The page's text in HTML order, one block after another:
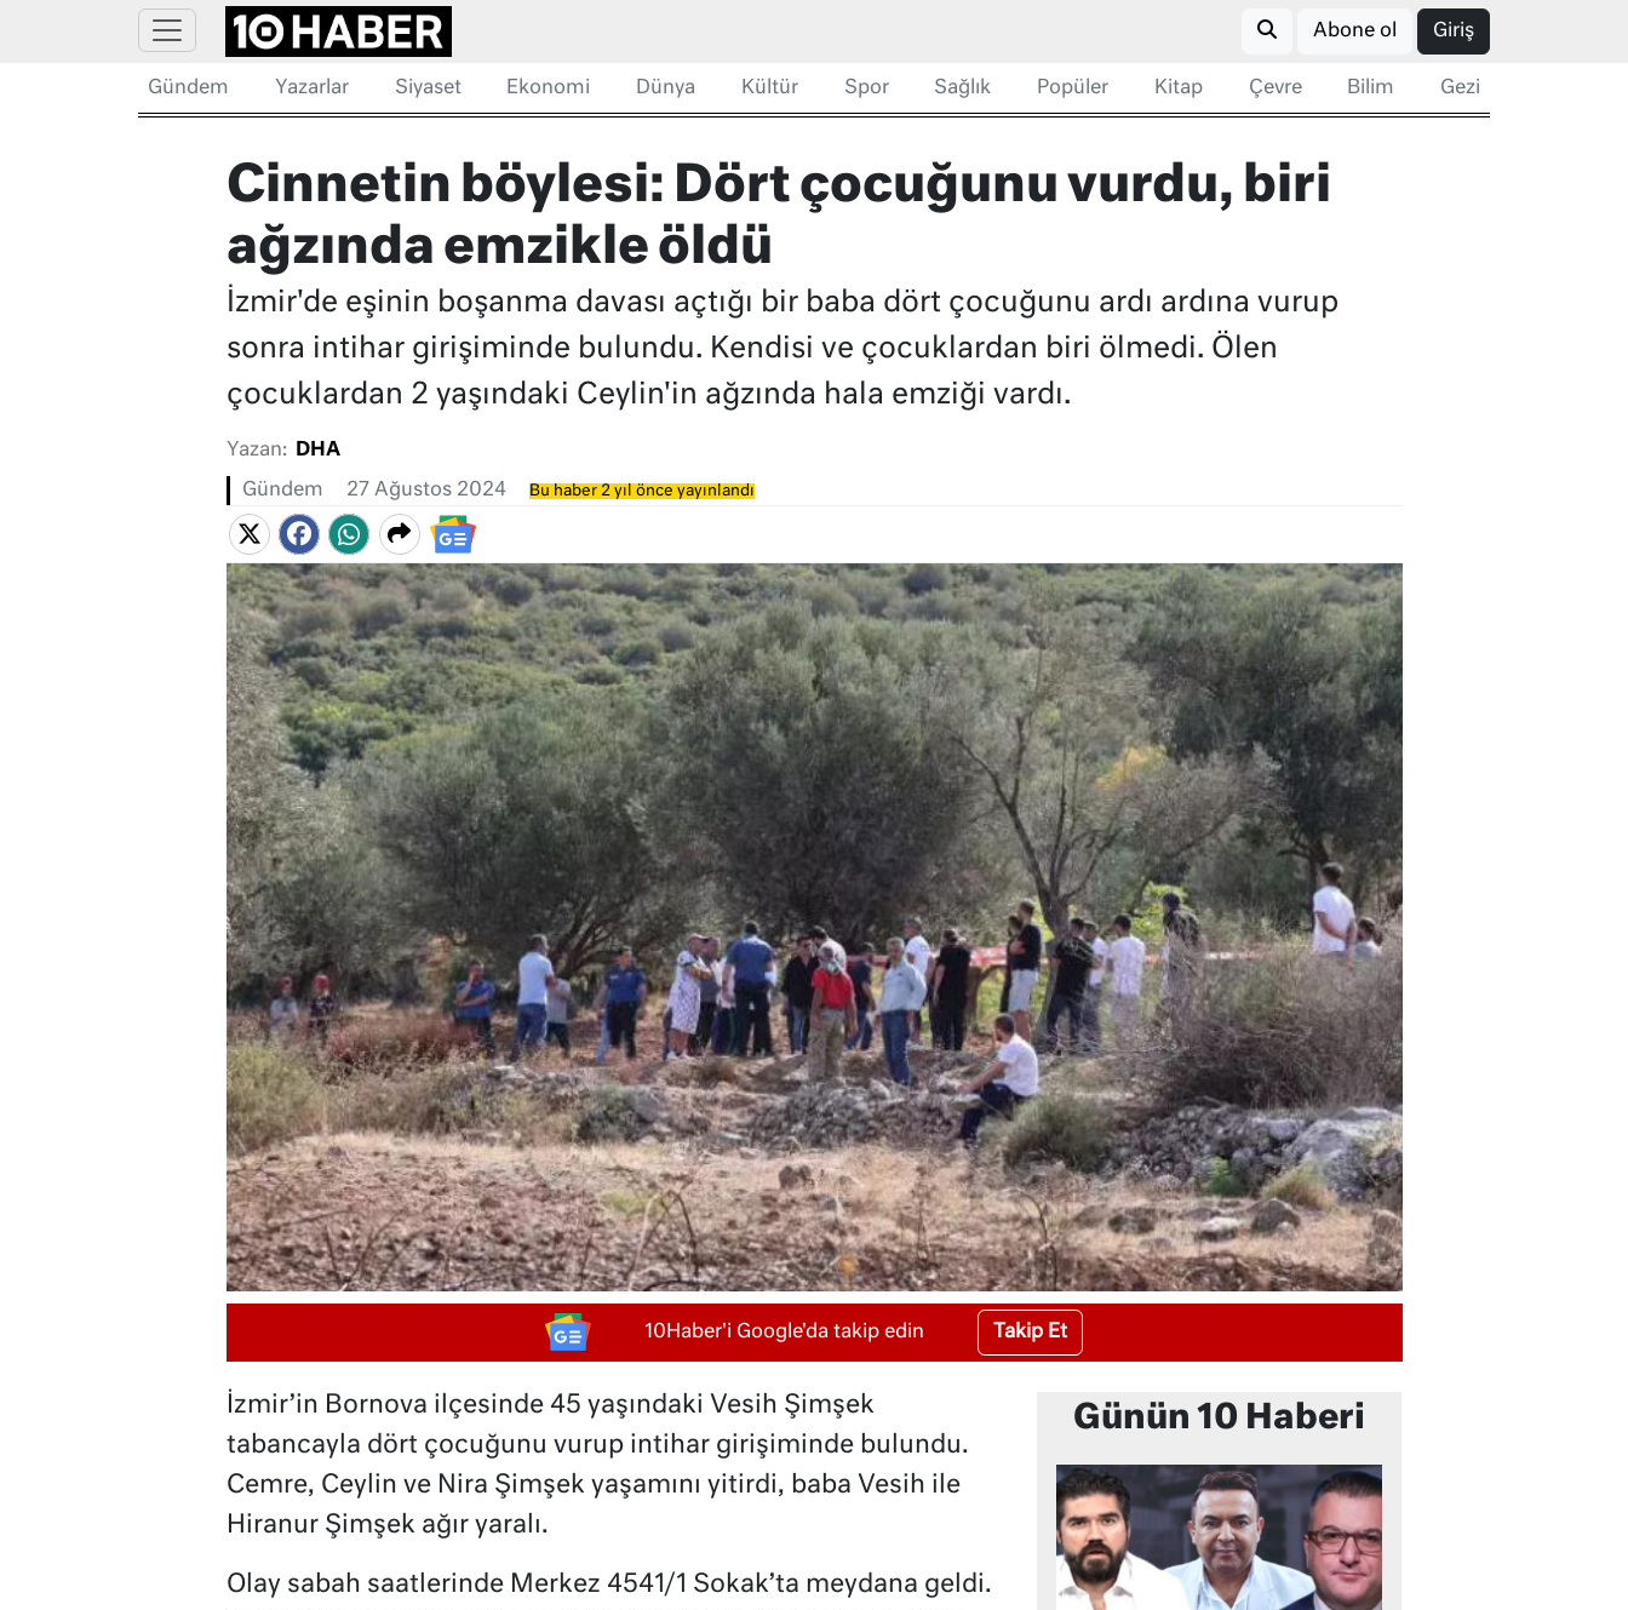
Abone ol Giriş
Gündem Yazarlar Siyaset Ekonomi Dünya Kültür Spor Sağlık Popüler Kitap Çevre Bilim Gezi
Cinnetin böylesi: Dört çocuğunu vurdu, biri
ağzında emzikle öldü
İzmir'de eşinin boşanma davası açtığı bir baba dört çocuğunu ardı ardına vurup
sonra intihar girişiminde bulundu. Kendisi ve çocuklardan biri ölmedi. Ölen
çocuklardan 2 yaşındaki Ceylin'in ağzında hala emziği vardı.
Yazan: DHA
Gündem 27 Ağustos 2024 Bu haber 2 yıl önce yayınlandı
10Haber'i Google'da takip edin Takip Et
İzmir’in Bornova ilçesinde 45 yaşındaki Vesih Şimşek
tabancayla dört çocuğunu vurup intihar girişiminde bulundu.
Cemre, Ceylin ve Nira Şimşek yaşamını yitirdi, baba Vesih ile
Hiranur Şimşek ağır yaralı.
Olay sabah saatlerinde Merkez 4541/1 Sokak’ta meydana geldi.
Günün 10 Haberi